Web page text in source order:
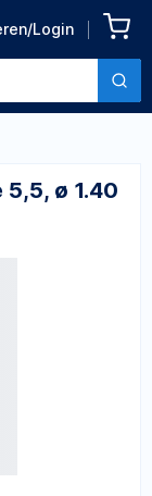
Login
den Produktdetails
ø 1.40